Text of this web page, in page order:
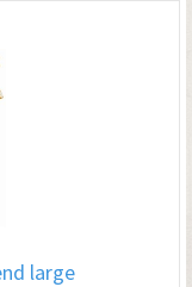
large